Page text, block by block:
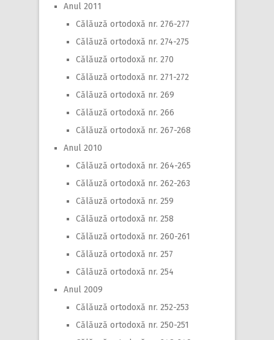
Anul 2011
Călăuză ortodoxă nr. 276-277
Călăuză ortodoxă nr. 274-275
Călăuză ortodoxă nr. 270
Călăuză ortodoxă nr. 271-272
Călăuză ortodoxă nr. 269
Călăuză ortodoxă nr. 266
Călăuză ortodoxă nr. 267-268
Anul 2010
Călăuză ortodoxă nr. 264-265
Călăuză ortodoxă nr. 262-263
Călăuză ortodoxă nr. 259
Călăuză ortodoxă nr. 258
Călăuză ortodoxă nr. 260-261
Călăuză ortodoxă nr. 257
Călăuză ortodoxă nr. 254
Anul 2009
Călăuză ortodoxă nr. 252-253
Călăuză ortodoxă nr. 250-251